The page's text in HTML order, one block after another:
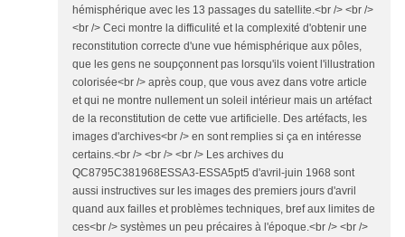
hémisphérique avec les 13 passages du satellite.<br /> <br />
<br /> Ceci montre la difficulité et la complexité d'obtenir une
reconstitution correcte d'une vue hémisphérique aux pôles,
que les gens ne soupçonnent pas lorsqu'ils voient l'illustration
colorisée<br /> après coup, que vous avez dans votre article
et qui ne montre nullement un soleil intérieur mais un artéfact
de la reconstitution de cette vue artificielle. Des artéfacts, les
images d'archives<br /> en sont remplies si ça en intéresse
certains.<br /> <br /> <br /> Les archives du
QC8795C381968ESSA3-ESSA5pt5 d'avril-juin 1968 sont
aussi instructives sur les images des premiers jours d'avril
quand aux failles et problèmes techniques, bref aux limites de
ces<br /> systèmes un peu précaires à l'époque.<br /> <br />